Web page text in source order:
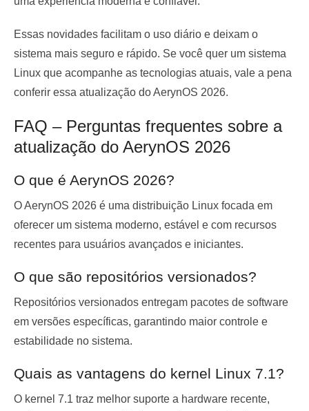
Essas novidades facilitam o uso diário e deixam o
sistema mais seguro e rápido. Se você quer um sistema
Linux que acompanhe as tecnologias atuais, vale a pena
conferir essa atualização do AerynOS 2026.
FAQ – Perguntas frequentes sobre a
atualização do AerynOS 2026
O que é AerynOS 2026?
O AerynOS 2026 é uma distribuição Linux focada em
oferecer um sistema moderno, estável e com recursos
recentes para usuários avançados e iniciantes.
O que são repositórios versionados?
Repositórios versionados entregam pacotes de software
em versões específicas, garantindo maior controle e
estabilidade no sistema.
Quais as vantagens do kernel Linux 7.1?
O kernel 7.1 traz melhor suporte a hardware recente,